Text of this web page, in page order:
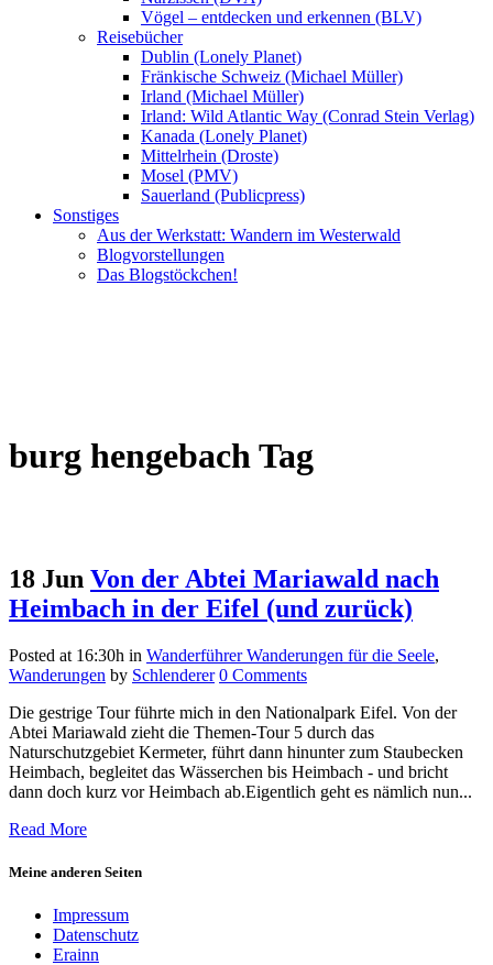
Vögel – entdecken und erkennen (BLV)
Reisebücher
Dublin (Lonely Planet)
Fränkische Schweiz (Michael Müller)
Irland (Michael Müller)
Irland: Wild Atlantic Way (Conrad Stein Verlag)
Kanada (Lonely Planet)
Mittelrhein (Droste)
Mosel (PMV)
Sauerland (Publicpress)
Sonstiges
Aus der Werkstatt: Wandern im Westerwald
Blogvorstellungen
Das Blogstöckchen!
burg hengebach Tag
18 Jun Von der Abtei Mariawald nach
Heimbach in der Eifel (und zurück)
Posted at 16:30h in Wanderführer Wanderungen für die Seele,
Wanderungen by Schlenderer 0 Comments
Die gestrige Tour führte mich in den Nationalpark Eifel. Von der
Abtei Mariawald zieht die Themen-Tour 5 durch das
Naturschutzgebiet Kermeter, führt dann hinunter zum Staubecken
Heimbach, begleitet das Wässerchen bis Heimbach - und bricht
dann doch kurz vor Heimbach ab.Eigentlich geht es nämlich nun...
Read More
Meine anderen Seiten
Impressum
Datenschutz
Erainn